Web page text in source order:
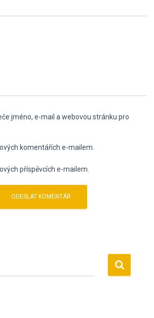
jméno, e-mail a webovou stránku pro
komentářích e-mailem.
příspěvcích e-mailem.